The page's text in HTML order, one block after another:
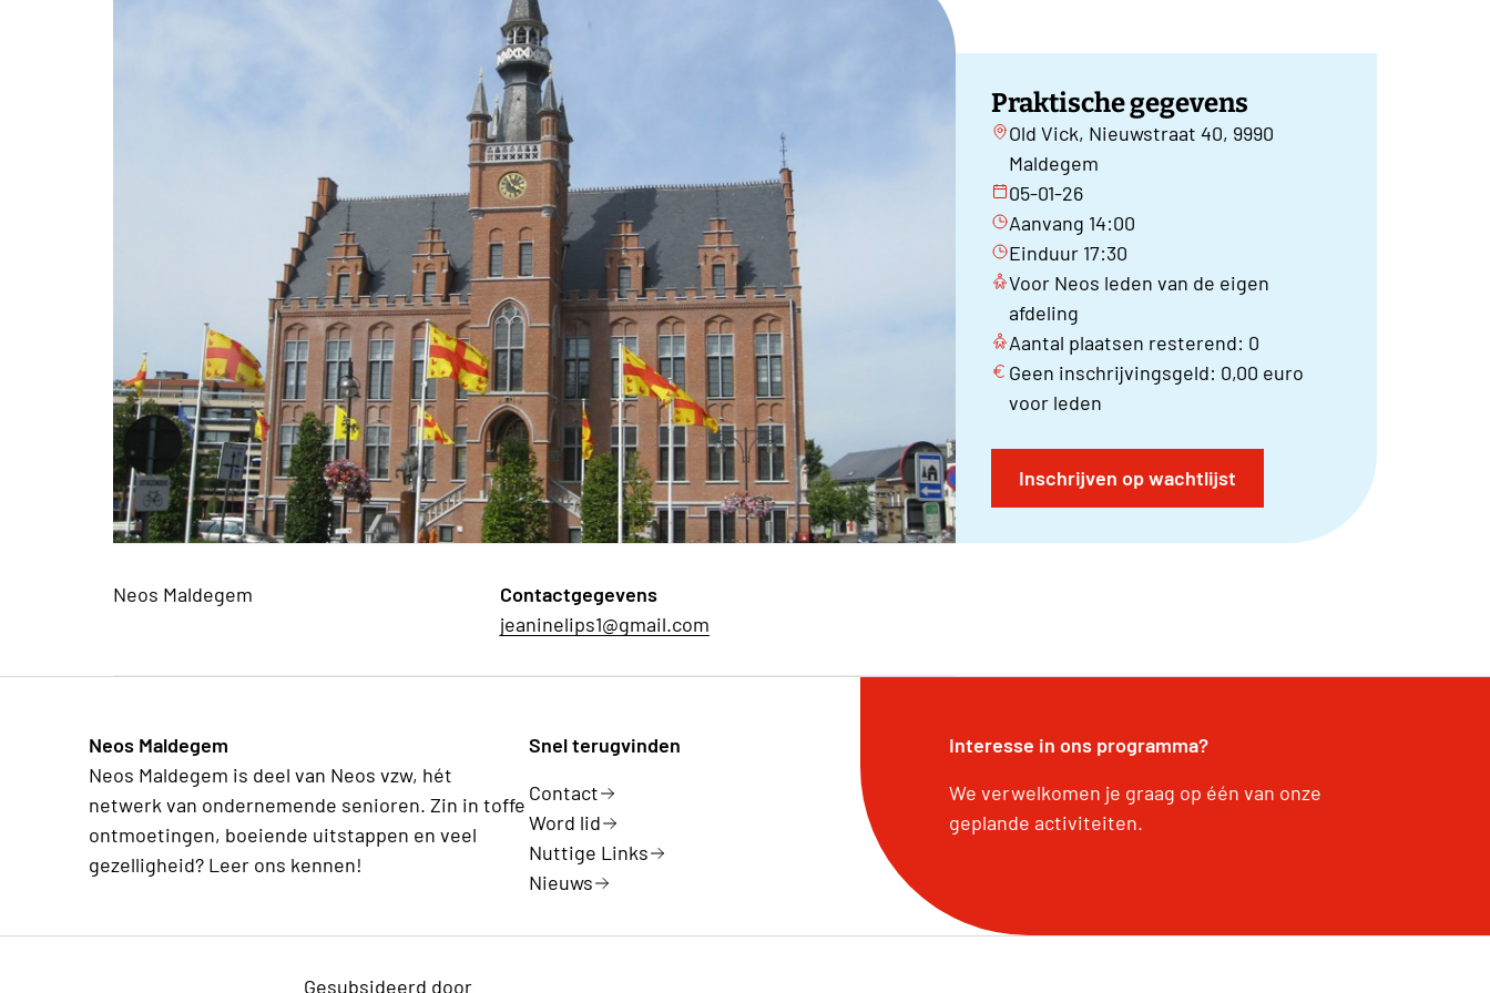
Praktische gegevens
Old Vick, Nieuwstraat 40, 9990
Maldegem
05-01-26
Aanvang 14:00
Einduur 17:30
Voor Neos leden van de eigen
afdeling
Aantal plaatsen resterend: 0
Geen inschrijvingsgeld: 0,00 euro
voor leden
Inschrijven op wachtlijst
Neos Maldegem
Contactgegevens
jeaninelips1@gmail.com
Neos Maldegem
Neos Maldegem is deel van Neos vzw, hét
netwerk van ondernemende senioren. Zin in toffe
ontmoetingen, boeiende uitstappen en veel
gezelligheid? Leer ons kennen!
Snel terugvinden
Contact
Word lid
Nuttige Links
Nieuws
Interesse in ons programma?
We verwelkomen je graag op één van onze
geplande activiteiten.
Gesubsideerd door